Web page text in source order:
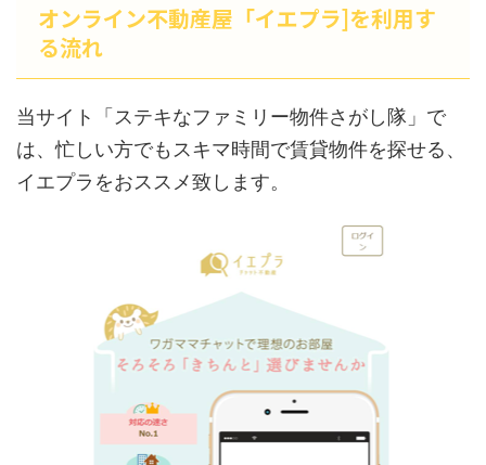
オンライン不動産屋「イエプラ]を利用す
る流れ
当サイト「ステキなファミリー物件さがし隊」で
は、忙しい方でもスキマ時間で賃貸物件を探せる、
イエプラをおススメ致します。